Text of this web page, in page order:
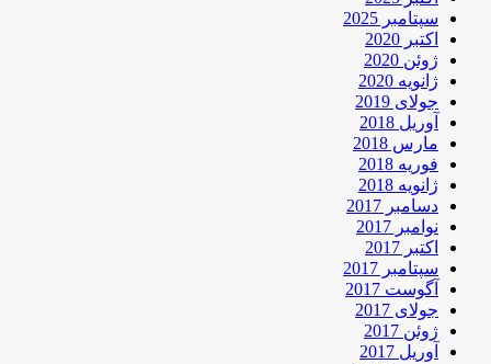
سپتامبر 2025
اکتبر 2020
ژوئن 2020
ژانویه 2020
جولای 2019
آوریل 2018
مارس 2018
فوریه 2018
ژانویه 2018
دسامبر 2017
نوامبر 2017
اکتبر 2017
سپتامبر 2017
آگوست 2017
جولای 2017
ژوئن 2017
آوریل 2017